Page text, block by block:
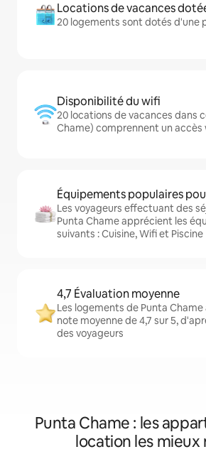
Locations de vacances
20 logements sont dotés d'une
Disponibilité du wifi
20 locations de vacances dans
Chame) comprennent un accès
Équipements populaires
Les voyageurs effectuant des
Punta Chame apprécient les
suivants : Cuisine, Wifi et Piscine
4,7 Évaluation moyenne
Les logements de Punta
note moyenne de 4,7 sur 5,
des voyageurs
Punta Chame : les
location les mieux